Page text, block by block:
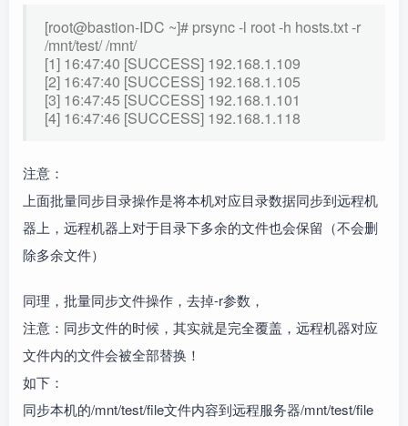
[root@bastion-IDC ~]# prsync -l root -h hosts.txt -r
/mnt/test/ /mnt/
[1] 16:47:40 [SUCCESS] 192.168.1.109
[2] 16:47:40 [SUCCESS] 192.168.1.105
[3] 16:47:45 [SUCCESS] 192.168.1.101
[4] 16:47:46 [SUCCESS] 192.168.1.118
注意：
上面批量同步目录操作是将本机对应目录数据同步到远程机
器上，远程机器上对于目录下多余的文件也会保留（不会删
除多余文件）
同理，批量同步文件操作，去掉-r参数，
注意：同步文件的时候，其实就是完全覆盖，远程机器对应
文件内的文件会被全部替换！
如下：
同步本机的/mnt/test/file文件内容到远程服务器/mnt/test/file